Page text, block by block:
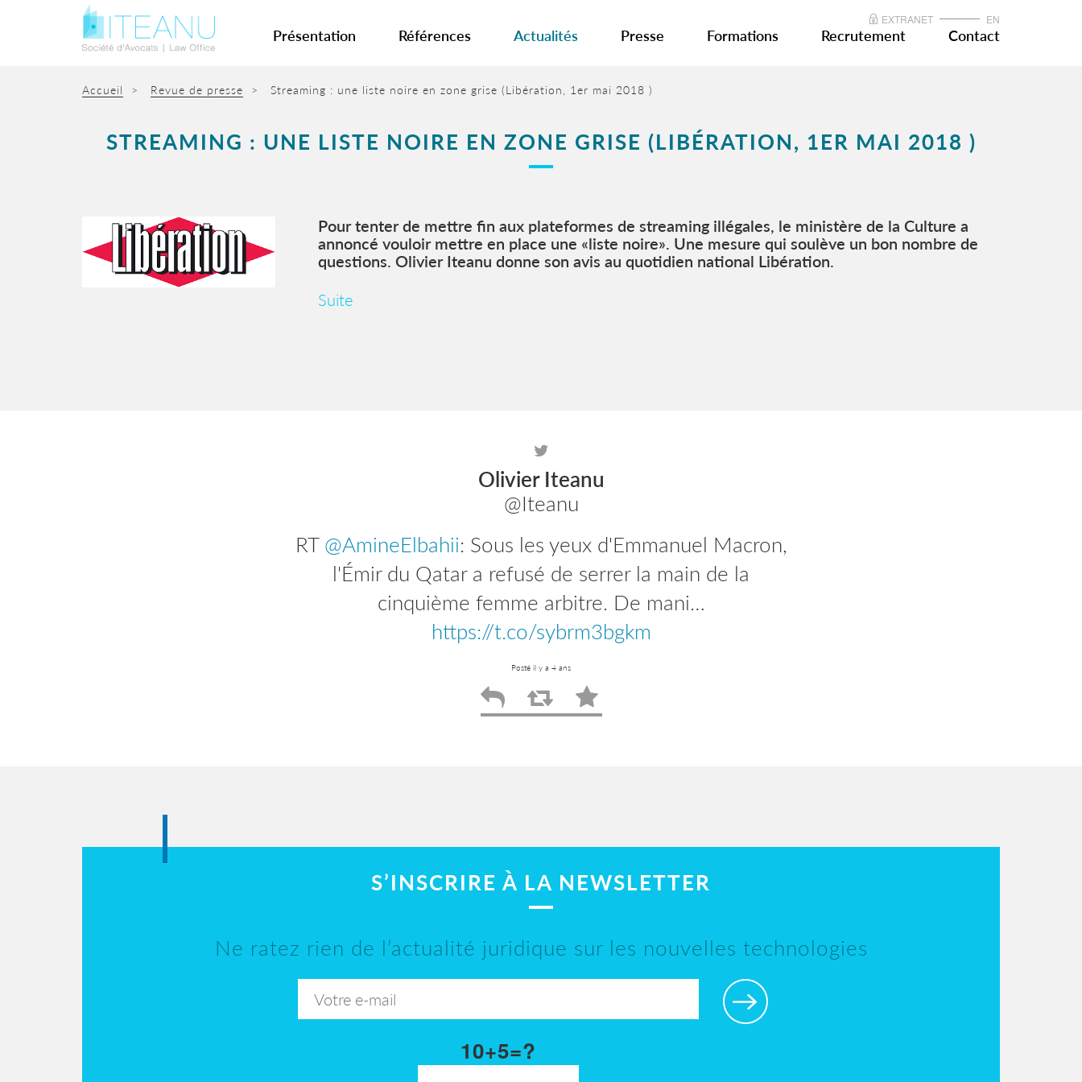
EXTRANET EN
Présentation Références Actualités Presse Formations Recrutement Contact
Accueil > Revue de presse > Streaming : une liste noire en zone grise (Libération, 1er mai 2018 )
STREAMING : UNE LISTE NOIRE EN ZONE GRISE (LIBÉRATION, 1ER MAI 2018 )
Pour tenter de mettre fin aux plateformes de streaming illégales, le ministère de la Culture a
annoncé vouloir mettre en place une «liste noire». Une mesure qui soulève un bon nombre de
questions. Olivier Iteanu donne son avis au quotidien national Libération.
Suite
Olivier Iteanu
@Iteanu
RT @AmineElbahii: Sous les yeux d'Emmanuel Macron,
l'Émir du Qatar a refusé de serrer la main de la
cinquième femme arbitre. De mani…
https://t.co/sybrm3bgkm
Posté il y a 4 ans
S’INSCRIRE À LA NEWSLETTER
Ne ratez rien de l’actualité juridique sur les nouvelles technologies
10+5=?